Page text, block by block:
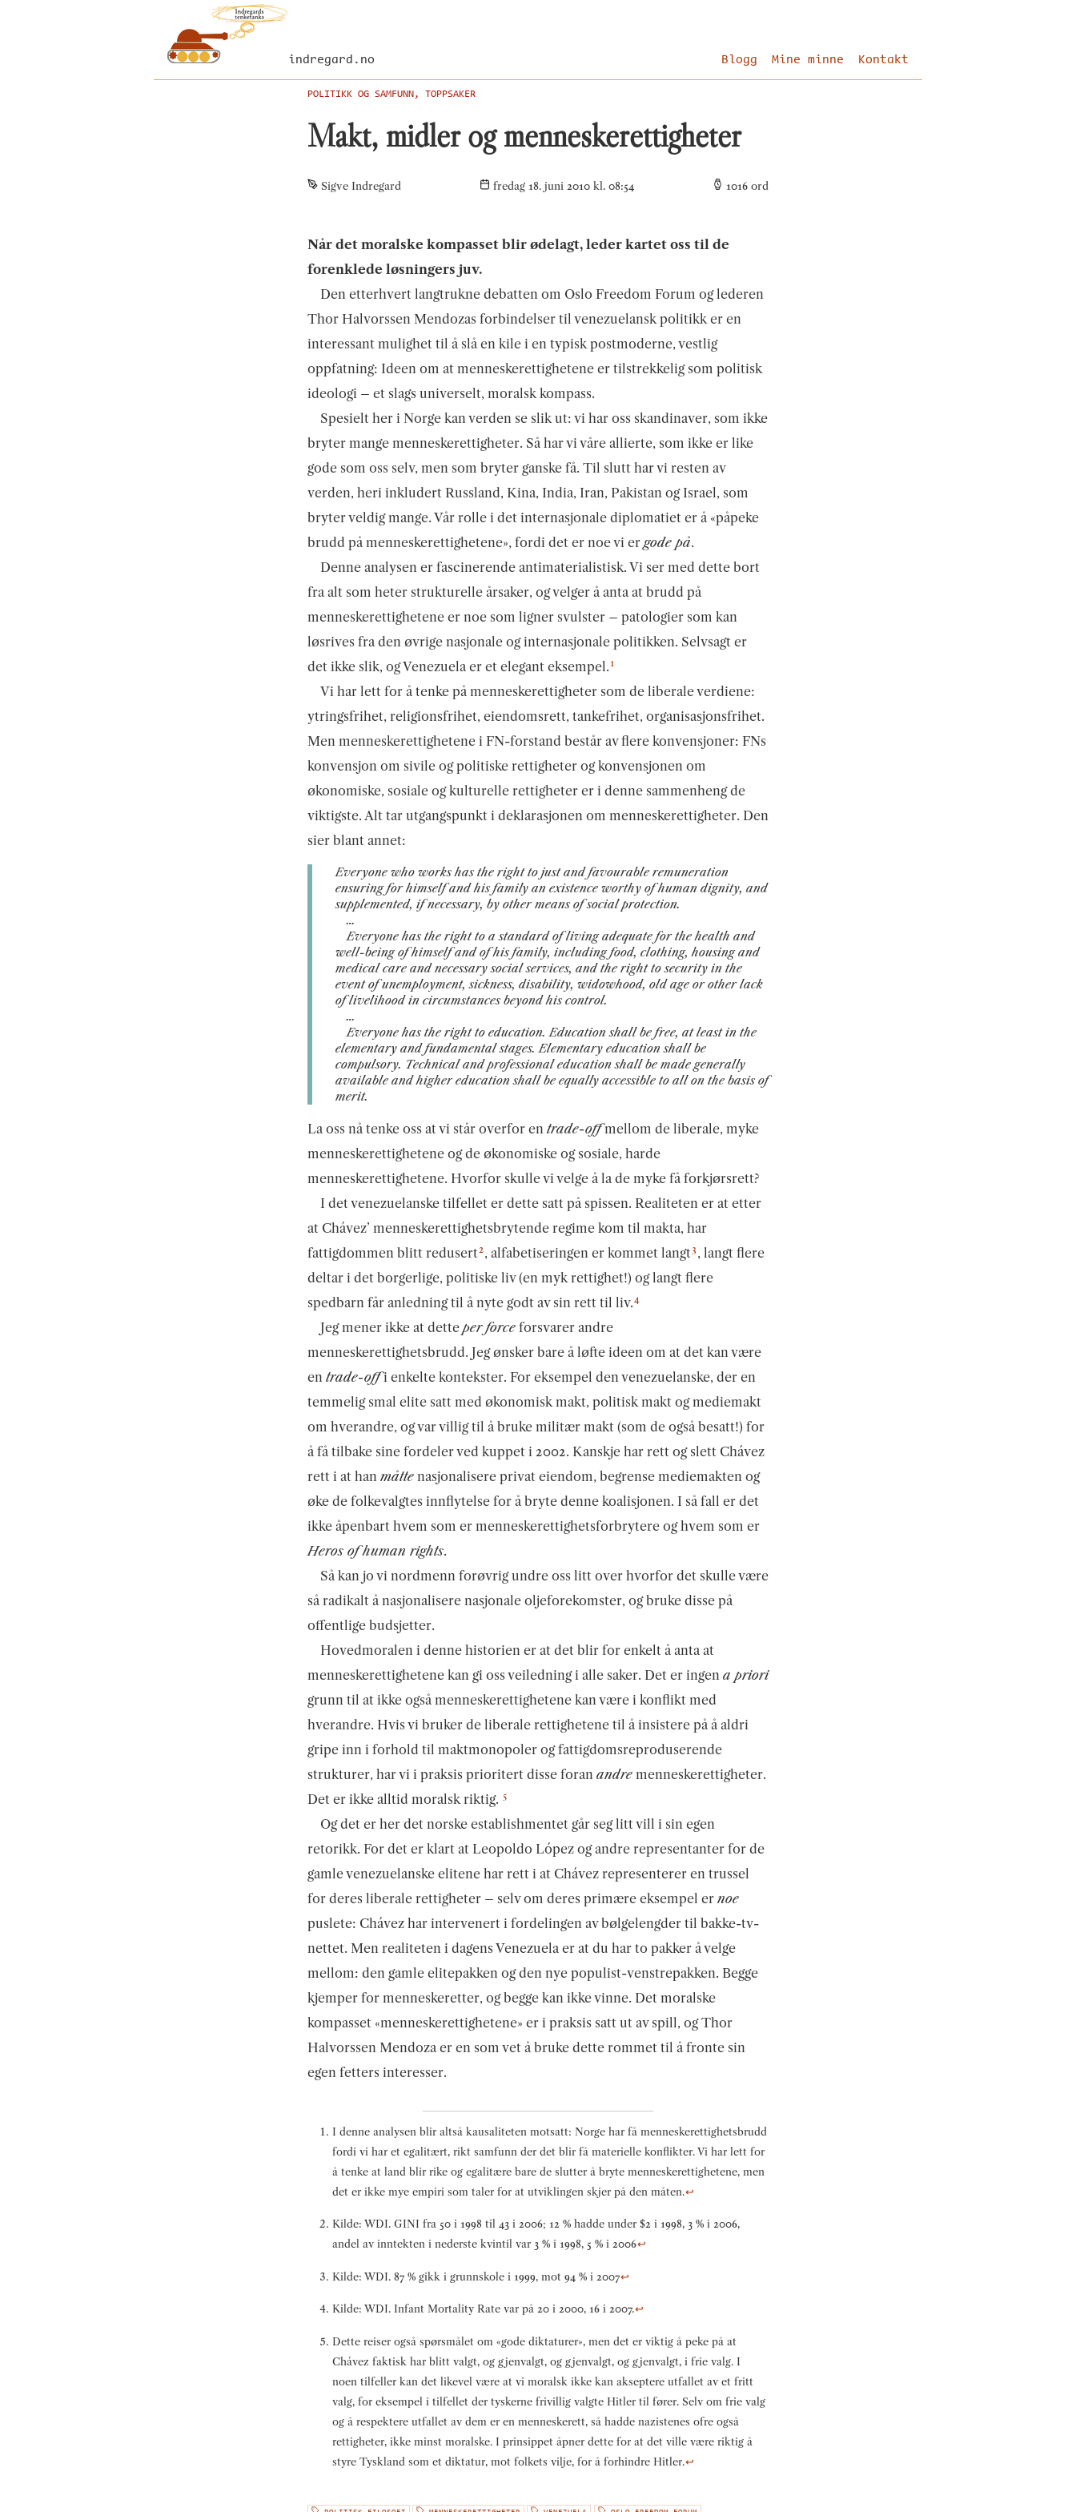
indregard.no Blogg Mine minne Kontakt
POLITIKK OG SAMFUNN, TOPPSAKER
Makt, midler og menneskerettigheter
Sigve Indregard fredag 18. juni 2010 kl. 08:54 1016ord
Når det moralske kompasset blir ødelagt, leder kartet oss til de
forenklede løsningers juv.
Den etterhvert langtrukne debatten om Oslo Freedom Forum og lederen
Thor Halvorssen Mendozas forbindelser til venezuelansk politikk er en
interessant mulighet til å slå en kile i en typisk postmoderne, vestlig
oppfatning: Ideen om at menneskerettighetene er tilstrekkelig som politisk
ideologi – et slags universelt, moralsk kompass.
Spesielt her i Norge kan verden se slik ut: vi har oss skandinaver, som ikke
bryter mange menneskerettigheter. Så har vi våre allierte, som ikke er like
gode som oss selv, men som bryter ganske få. Til slutt har vi resten av
verden, heri inkludert Russland, Kina, India, Iran, Pakistan og Israel, som
bryter veldig mange. Vår rolle i det internasjonale diplomatiet er å «påpeke
brudd på menneskerettighetene», fordi det er noe vi er gode på.
Denne analysen er fascinerende antimaterialistisk. Vi ser med dette bort
fra alt som heter strukturelle årsaker, og velger å anta at brudd på
menneskerettighetene er noe som ligner svulster – patologier som kan
løsrives fra den øvrige nasjonale og internasjonale politikken. Selvsagt er
det ikke slik, og Venezuela er et elegant eksempel.1
Vi har lett for å tenke på menneskerettigheter som de liberale verdiene:
ytringsfrihet, religionsfrihet, eiendomsrett, tankefrihet, organisasjonsfrihet.
Men menneskerettighetene i FN-forstand består av flere konvensjoner: FNs
konvensjon om sivile og politiske rettigheter og konvensjonen om
økonomiske, sosiale og kulturelle rettigheter er i denne sammenheng de
viktigste. Alt tar utgangspunkt i deklarasjonen om menneskerettigheter. Den
sier blant annet:
Everyone who works has the right to just and favourable remuneration
ensuring for himself and his family an existence worthy of human dignity, and
supplemented, if necessary, by other means of social protection.
…
Everyone has the right to a standard of living adequate for the health and
well-being of himself and of his family, including food, clothing, housing and
medical care and necessary social services, and the right to security in the
event of unemployment, sickness, disability, widowhood, old age or other lack
of livelihood in circumstances beyond his control.
…
Everyone has the right to education. Education shall be free, at least in the
elementary and fundamental stages. Elementary education shall be
compulsory. Technical and professional education shall be made generally
available and higher education shall be equally accessible to all on the basis of
merit.
La oss nå tenke oss at vi står overfor en trade-offmellom de liberale, myke
menneskerettighetene og de økonomiske og sosiale, harde
menneskerettighetene. Hvorfor skulle vi velge å la de myke få forkjørsrett?
I det venezuelanske tilfellet er dette satt på spissen. Realiteten er at etter
at Chávez’ menneskerettighetsbrytende regime kom til makta, har
fattigdommen blitt redusert2, alfabetiseringen er kommet langt3 , langt flere
deltar i det borgerlige, politiske liv (en myk rettighet!) og langt flere
spedbarn får anledning til å nyte godt av sin rett til liv.4
Jeg mener ikke at dette per force forsvarer andre
menneskerettighetsbrudd. Jeg ønsker bare å løfte ideen om at det kan være
en trade-offi enkelte kontekster. For eksempel den venezuelanske, der en
temmelig smal elite satt med økonomisk makt, politisk makt og mediemakt
om hverandre, og var villig til å bruke militær makt (som de også besatt!) for
å få tilbake sine fordeler ved kuppet i 2002. Kanskje har rett og slett Chávez
rett i at han måtte nasjonalisere privat eiendom, begrense mediemakten og
øke de folkevalgtes innflytelse for å bryte denne koalisjonen. I så fall er det
ikke åpenbart hvem som er menneskerettighetsforbrytere og hvem som er
Heros of human rights.
Så kan jo vi nordmenn forøvrig undre oss litt over hvorfor det skulle være
så radikalt å nasjonalisere nasjonale oljeforekomster, og bruke disse på
offentlige budsjetter.
Hovedmoralen i denne historien er at det blir for enkelt å anta at
menneskerettighetene kan gi oss veiledning i alle saker. Det er ingen a priori
grunn til at ikke også menneskerettighetene kan være i konflikt med
hverandre. Hvis vi bruker de liberale rettighetene til å insistere på å aldri
gripe inn i forhold til maktmonopoler og fattigdomsreproduserende
strukturer, har vi i praksis prioritert disse foran andre menneskerettigheter.
Det er ikke alltid moralsk riktig. 5
Og det er her det norske establishmentet går seg litt vill i sin egen
retorikk. For det er klart at Leopoldo López og andre representanter for de
gamle venezuelanske elitene har rett i at Chávez representerer en trussel
for deres liberale rettigheter – selv om deres primære eksempel er noe
puslete: Chávez har intervenert i fordelingen av bølgelengder til bakke-tv-
nettet. Men realiteten i dagens Venezuela er at du har to pakker å velge
mellom: den gamle elitepakken og den nye populist-venstrepakken. Begge
kjemper for menneskeretter, og begge kan ikke vinne. Det moralske
kompasset «menneskerettighetene» er i praksis satt ut av spill, og Thor
Halvorssen Mendoza er en som vet å bruke dette rommet til å fronte sin
egen fetters interesser.
I denne analysen blir altså kausaliteten motsatt: Norge har få menneskerettighetsbrudd
fordi vi har et egalitært, rikt samfunn der det blir få materielle konflikter. Vi har lett for
å tenke at land blir rike og egalitære bare de slutter å bryte menneskerettighetene, men
det er ikke mye empiri som taler for at utviklingen skjer på den måten.↩
Kilde: WDI. GINI fra 50 i 1998 til 43 i 2006; 12 % hadde under$2 i 1998, 3 % i 2006,
andel av inntekten i nederste kvintil var 3 % i 1998, 5 % i 2006↩
Kilde: WDI. 87 % gikk i grunnskole i 1999, mot 94 % i 2007↩
Kilde: WDI. Infant Mortality Rate var på 20 i 2000, 16 i 2007.↩
Dette reiser også spørsmålet om «gode diktaturer», men det er viktig å peke på at
Chávez faktisk har blitt valgt, og gjenvalgt, og gjenvalgt, og gjenvalgt, i frie valg. I
noen tilfeller kan det likevel være at vi moralsk ikke kan akseptere utfallet av et fritt
valg, for eksempel i tilfellet der tyskerne frivillig valgte Hitler til fører. Selv om frie valg
og å respektere utfallet av dem er en menneskerett, så hadde nazistenes ofre også
rettigheter, ikke minst moralske. I prinsippet åpner dette for at det ville være riktig å
styre Tyskland som et diktatur, mot folkets vilje, for å forhindre Hitler.↩